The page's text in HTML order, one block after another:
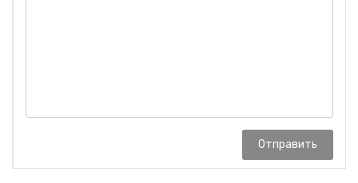
Отправить